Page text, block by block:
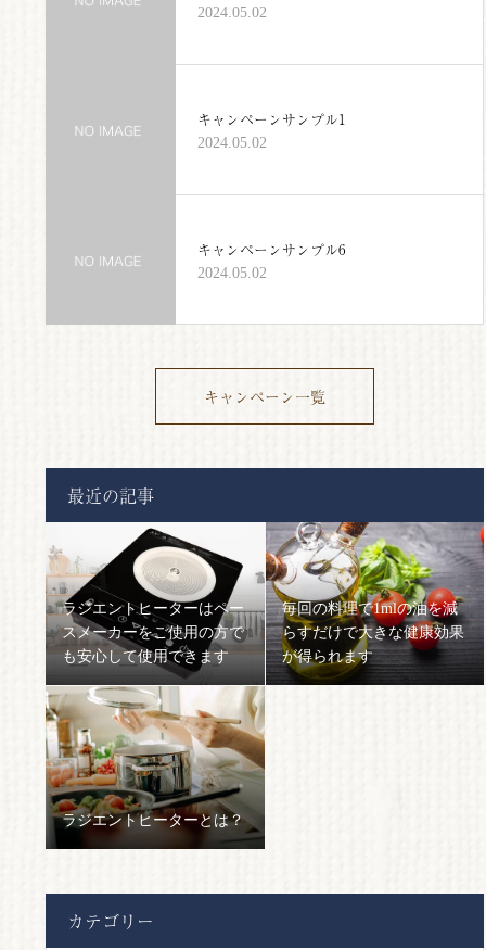
2024.05.02
キャンペーンサンプル1
2024.05.02
キャンペーンサンプル6
2024.05.02
キャンペーン一覧
最近の記事
ラジエントヒーターはペー
スメーカーをご使用の方で
も安心して使用できます
毎回の料理で1mlの油を減
らすだけで大きな健康効果
が得られます
ラジエントヒーターとは？
カテゴリー